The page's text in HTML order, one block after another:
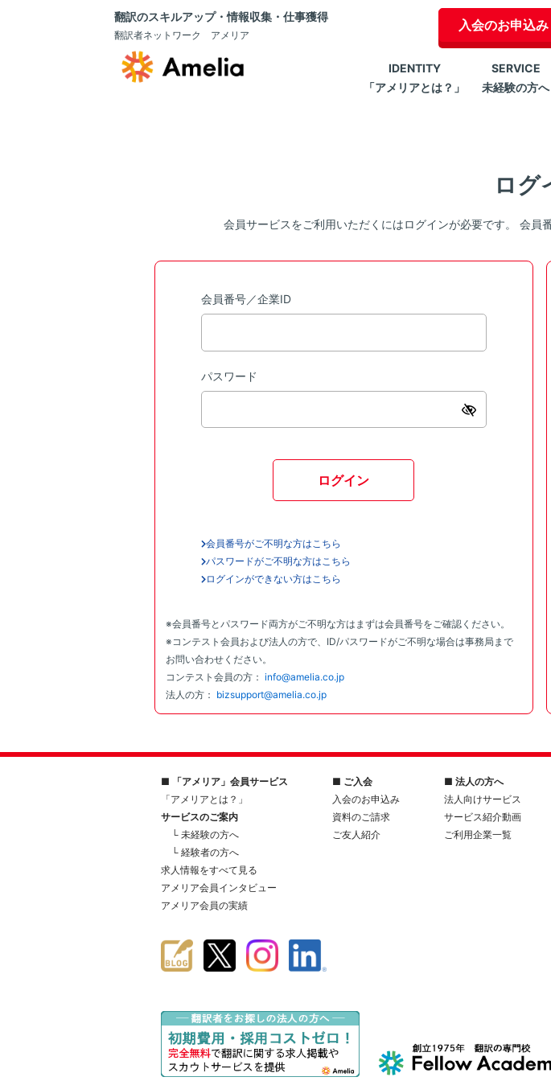
翻訳のスキルアップ・情報収集・仕事獲得
翻訳者ネットワーク アメリア
入会のお申込み
IDENTITY
「アメリアとは？」
SERVICE
未経験の方へ
ログ
会員サービスをご利用いただくにはログインが必要です。 会員
会員番号／企業ID
パスワード
ログイン
会員番号がご不明な方はこちら
パスワードがご不明な方はこちら
ログインができない方はこちら
※会員番号とパスワード両方がご不明な方はまずは会員番号をご確認ください。
※コンテスト会員および法人の方で、ID/パスワードがご不明な場合は事務局まで
お問い合わせください。
コンテスト会員の方： info@amelia.co.jp
法人の方： bizsupport@amelia.co.jp
■ 「アメリア」会員サービス
「アメリアとは？」
サービスのご案内
└ 未経験の方へ
└ 経験者の方へ
求人情報をすべて見る
アメリア会員インタビュー
アメリア会員の実績
■ ご入会
入会のお申込み
資料のご請求
ご友人紹介
■ 法人の方へ
法人向けサービス
サービス紹介動画
ご利用企業一覧